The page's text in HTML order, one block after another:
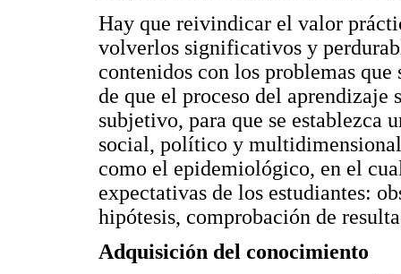
Hay que reivindicar el valor
volverlos significativos y
contenidos con los problemas
de que el proceso del aprendizaje
subjetivo, para que se establezca
social, político y
como el epidemiológico, en el
expectativas de los estudiantes:
hipótesis, comprobación de
Adquisición del conocimiento